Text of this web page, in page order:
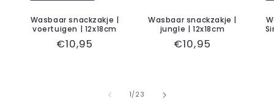
Wasbaar snackzakje |
voertuigen | 12x18cm
Normale
€10,95
Wasbaar snackzakje |
jungle | 12x18cm
Normale
€10,95
1/ van
23